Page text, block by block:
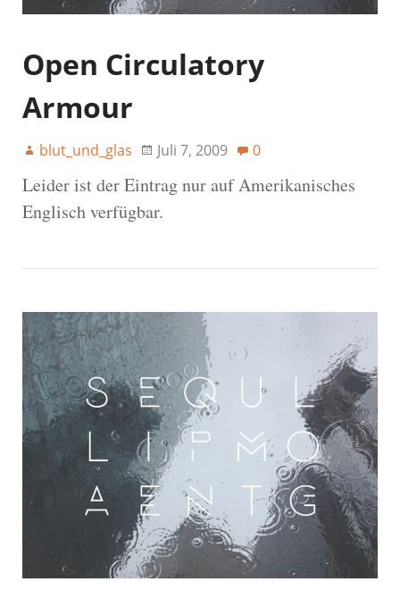
Open Circulatory
Armour
blut_und_glas Juli 7, 2009 0
Leider ist der Eintrag nur auf Amerikanisches
Englisch verfügbar.